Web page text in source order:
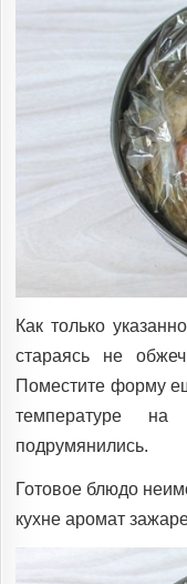
Как только
стараясь не
Поместите форму
температуре
подрумянились.
Готовое блюдо
кухне аромат